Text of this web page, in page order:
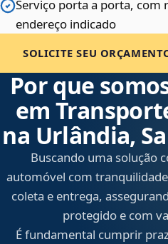
Serviço porta a porta, com
endereço indicado
SOLICITE SEU
Por que
em
na Urlândia,
Buscando uma solução
automóvel com
coleta e entrega,
protegido e com
É fundamental cumprir